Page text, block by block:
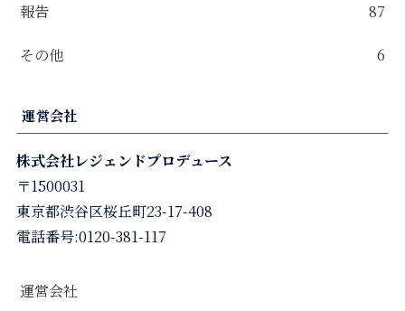
報告 87
その他 6
運営会社
株式会社レジェンドプロデュース
〒1500031
東京都渋谷区桜丘町23-17-408
電話番号:0120-381-117
運営会社